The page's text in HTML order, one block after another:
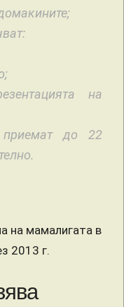
на
до 22
на мамалигата в
2013 г.